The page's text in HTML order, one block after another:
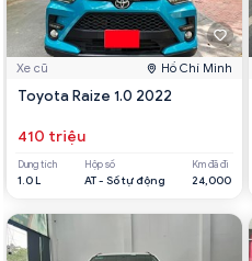
Xe cũ Hồ Chí Minh
Toyota Raize 1.0 2022
410 triệu
Dung tích
1.0 L
Hộp số
AT - Số tự động
Km đã đi
24,000